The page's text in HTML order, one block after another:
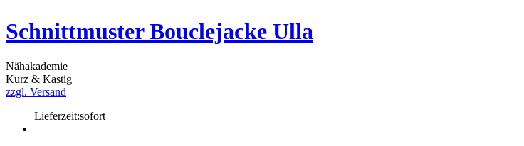
Schnittmuster Bouclejacke Ulla
Nähakademie
Kurz & Kastig
zzgl. Versand
Lieferzeit:sofort